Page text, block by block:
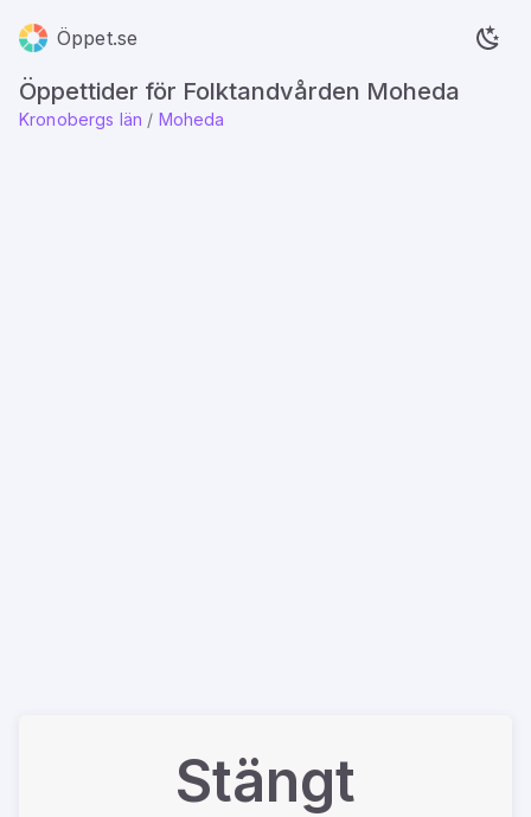
Öppet.se
Öppettider för Folktandvården Moheda
Kronobergs län / Moheda
Stängt